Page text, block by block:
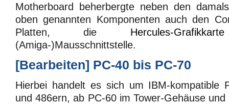
Motherboard beherbergte neben den
oben genannten Komponenten auch den
Platten, die Hercules-Grafikkarte
(Amiga-)Mausschnittstelle.
[Bearbeiten] PC-40 bis PC-70
Hierbei handelt es sich um IBM-kompatible
und 486ern, ab PC-60 im Tower-Gehäuse